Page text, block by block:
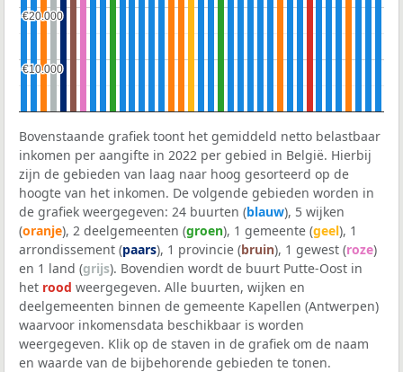
€10.000
€10.000
€20.000
€20.000
Bovenstaande grafiek toont het gemiddeld netto belastbaar
inkomen per aangifte in 2022 per gebied in België. Hierbij
zijn de gebieden van laag naar hoog gesorteerd op de
hoogte van het inkomen. De volgende gebieden worden in
de grafiek weergegeven: 24 buurten (blauw), 5 wijken
(oranje), 2 deelgemeenten (groen), 1 gemeente (geel), 1
arrondissement (paars), 1 provincie (bruin), 1 gewest (roze)
en 1 land (grijs). Bovendien wordt de buurt Putte-Oost in
het rood weergegeven. Alle buurten, wijken en
deelgemeenten binnen de gemeente Kapellen (Antwerpen)
waarvoor inkomensdata beschikbaar is worden
weergegeven. Klik op de staven in de grafiek om de naam
en waarde van de bijbehorende gebieden te tonen.